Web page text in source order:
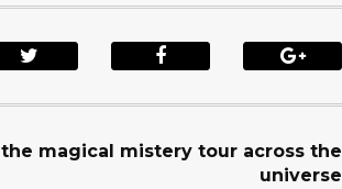
the magical mistery tour across the
universe